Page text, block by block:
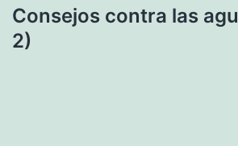
Consejos contra las
2)